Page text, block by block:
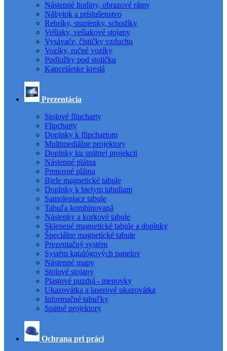
Nástenné hodiny, obrazové rámy
Nábytok a príslušenstvo
Rebríky, stupienky, schodíky
Vešiaky, vešiakové stojany
Vysávače, čističky vzduchu
Vozíky, ručné vozíky
Podložky pod stoličku
Kancelárske kreslá
Prezentácia
Stolové flipcharty
Flipcharty
Doplnky k flipchartom
Multimediálne projektory
Doplnky ku spätnej projekcii
Nástenné plátna
Prenosné plátna
Biele magnetické tabule
Doplnky k bielym tabuliam
Samolepiace tabule
Tabuľa kombinovaná
Nástenky a korkové tabule
Sklenené magnetické tabule a doplnky
Špeciálne magnetické tabule
Prezentačný systém
Systém katalógových panelov
Nástenné mapy
Stolové stojany
Plastové puzdrá - menovky
Ukazovátka a laserové ukazovátka
Informačné tabuľky
Spätné projektory
Ochrana pri práci